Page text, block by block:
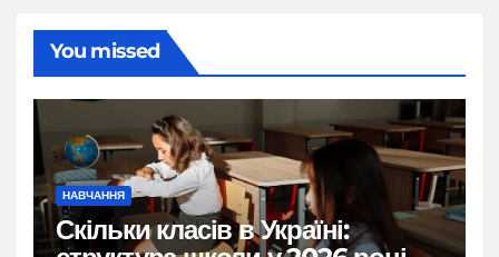
You missed
НАВЧАННЯ
Скільки класів в Україні: